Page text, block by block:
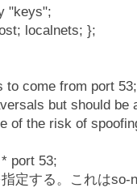
"keys";
localnets; };
to come from port
but should be
of the risk of
port 53;
定する。これはso-